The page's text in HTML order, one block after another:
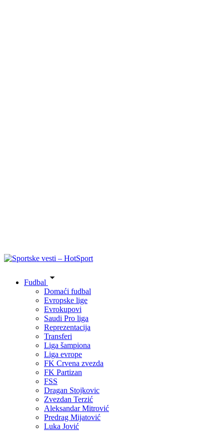
Fudbal
Domaći fudbal
Evropske lige
Evrokupovi
Saudi Pro liga
Reprezentacija
Transferi
Liga šampiona
Liga evrope
FK Crvena zvezda
FK Partizan
FSS
Dragan Stojkovic
Zvezdan Terzić
Aleksandar Mitrović
Predrag Mijatović
Luka Jović